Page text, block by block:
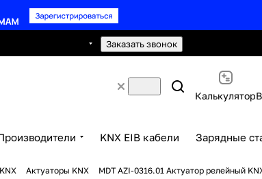
Заказать звонок
Калькулятор
KNX EIB кабели Зарядные
Актуаторы KNX MDT AZI-0316.01 Актуатор релейный